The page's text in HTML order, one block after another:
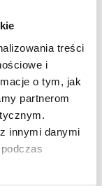
treści
i
o tym, jak
partnerom
innymi danymi